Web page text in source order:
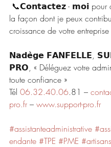
📞𝗖𝗼𝗻𝘁𝗮𝗰𝘁𝗲𝘇 - 𝗺𝗼𝗶 pour
la façon dont je peux
croissance de votre entreprise
𝗡𝗮𝗱𝗲̀𝗴𝗲 𝗙𝗔𝗡𝗙𝗘𝗟𝗟𝗘,
𝗣𝗥𝗢, « Déléguez votre
toute confiance »
Tél 06.32.40.06.81 –
pro.fr – www.support-pro.fr
#assistanteadministrative
endante #TPE #PME #artisans